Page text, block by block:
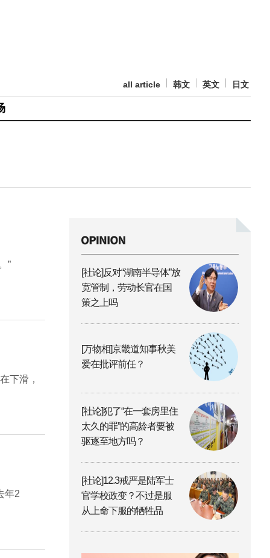
all article 韩文 英文 日文
”
下滑，
年2
[社论]反对“湖南半导体”放
宽管制，劳动长官在国
策之上吗
[万物相]京畿道知事秋美
爱在批评前任？
[社论]犯了“在一套房里住
太久的罪”的高龄者要被
驱逐至地方吗？
[社论]12.3戒严是陆军士
官学校政变？不过是服
从上命下服的牺牲品